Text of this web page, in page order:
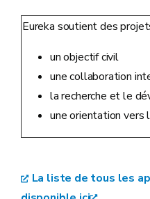
Eureka soutient des
un objectif civil
une collaboration
la recherche et le
une orientation vers
La liste de tous les